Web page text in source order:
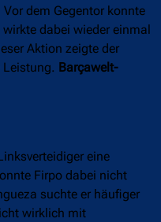
dem Gegentor konnte
dabei wieder einmal
Aktion zeigte der
Leistung. Barçawelt-
eine
Firpo dabei nicht
suchte er häufiger
wirklich mit